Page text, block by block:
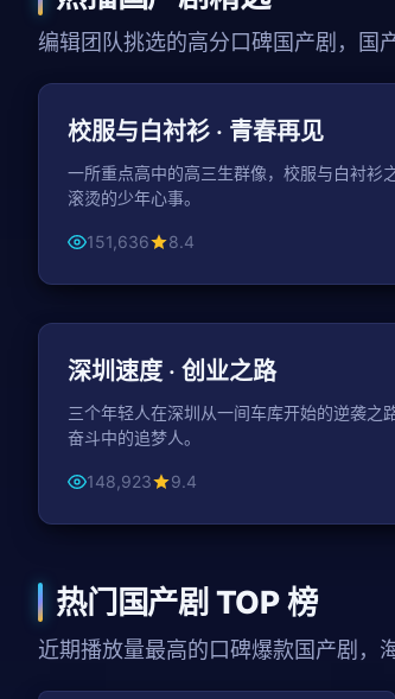
编辑团队挑选的高分口碑国产剧，国
青春
校服与白衬衫 · 青春再见
一所重点高中的高三生群像，校服与白衬衫
滚烫的少年心事。
151,636 8.4
都市
深圳速度 · 创业之路
三个年轻人在深圳从一间车库开始的逆袭之
奋斗中的追梦人。
148,923 9.4
热门国产剧 TOP 榜
近期播放量最高的口碑爆款国产剧，